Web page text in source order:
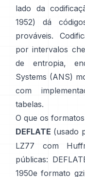
lado da
1952) dá
prováveis.
por intervalos
de entropia,
Systems (ANS)
com
tabelas.
O que os
DEFLATE (usado
LZ77 com
públicas:
1950e formato